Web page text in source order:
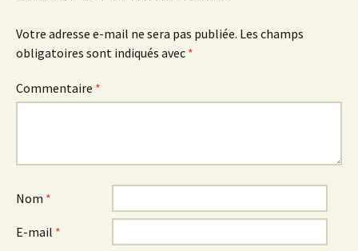
Votre adresse e-mail ne sera pas publiée. Les champs
obligatoires sont indiqués avec *
Commentaire *
Nom *
E-mail *